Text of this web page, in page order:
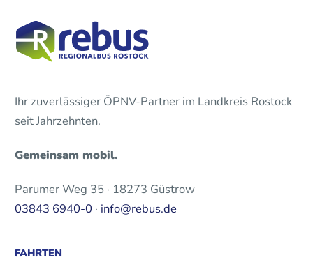
Ihr zuverlässiger ÖPNV-Partner im Landkreis Rostock
seit Jahrzehnten.
Gemeinsam mobil.
Parumer Weg 35 · 18273 Güstrow
03843 6940-0 · info@rebus.de
FAHRTEN